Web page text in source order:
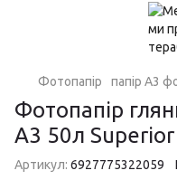
Фотопапір папір А3
Фотопапiр
A3 50л Superior
Артикул: 6927775322059